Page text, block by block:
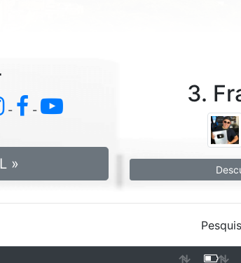
- -
»
3.